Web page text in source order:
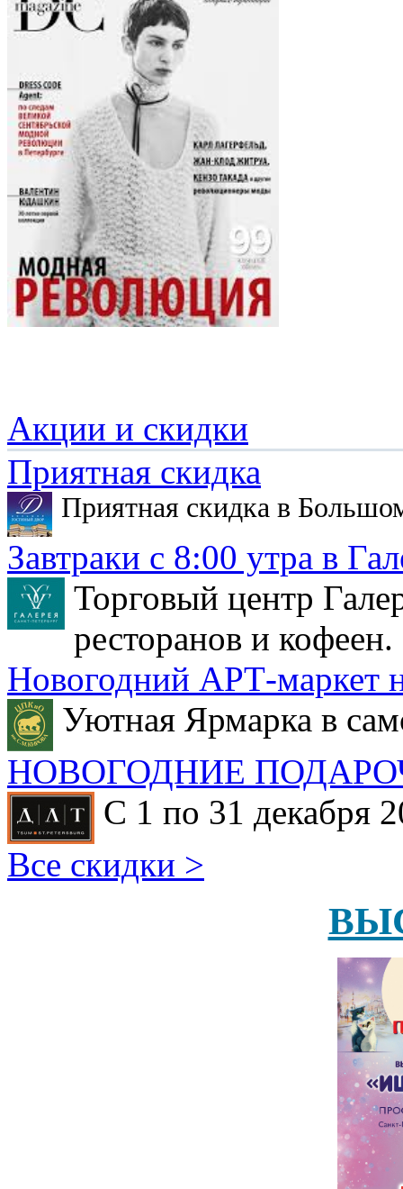
Акции и скидки
Приятная скидка
Приятная скидка в
Завтраки с 8:00 утра в
Торговый центр
ресторанов и кофеен.
Новогодний АРТ-маркет
Уютная Ярмарка в
НОВОГОДНИЕ
С 1 по 31 декабря
Все скидки >